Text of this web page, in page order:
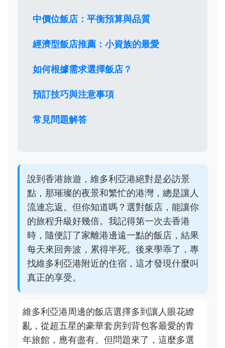
中價位飯店：平衡預算與品質
經濟型飯店推薦：小資族的最愛
如何根據需求選擇飯店？
預訂技巧與注意事項
常見問題解答
說到香港旅遊，維多利亞港絕對是必訪景
點，那璀璨的夜景和繁忙的港灣，總是讓人
流連忘返。但你知道嗎？選對飯店，能讓你
的旅程升級好幾倍。我記得第一次去香港
時，隨便訂了家離港邊遠一點的飯店，結果
每天來回奔波，累得半死。後來學乖了，專
找維多利亞港附近的住宿，這才發現什麼叫
真正的享受。
維多利亞港周邊的飯店選擇多到讓人眼花繚
亂，從超五星的豪華套房到背包客最愛的青
年旅館，應有盡有。但問題來了，這麼多選